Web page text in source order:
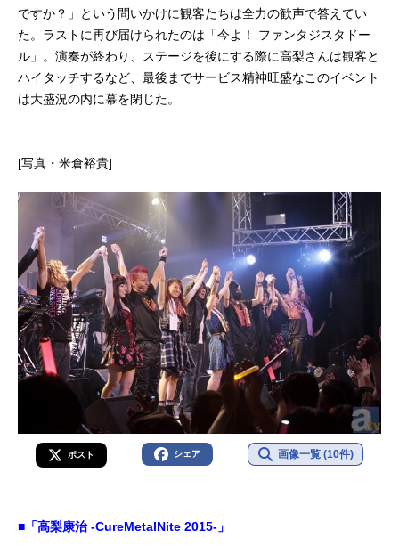
ですか？」という問いかけに観客たちは全力の歓声で答えてい
た。ラストに再び届けられたのは「今よ！ ファンタジスタドー
ル」。演奏が終わり、ステージを後にする際に高梨さんは観客と
ハイタッチするなど、最後までサービス精神旺盛なこのイベント
は大盛況の内に幕を閉じた。
[写真・米倉裕貴]
ポスト シェア 画像一覧 (10件)
■「高梨康治 -CureMetalNite 2015-」